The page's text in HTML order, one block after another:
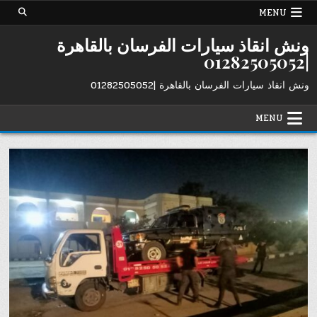
Skip
MENU
ونش انقاذ سيارات الفرسان بالقاهرة
|01282505052
ونش انقاذ سيارات الفرسان بالقاهرة |01282505052
MENU